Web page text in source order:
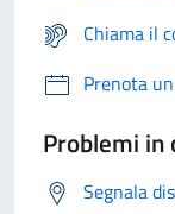
Chiama il
Prenota
Problemi in
Segnala